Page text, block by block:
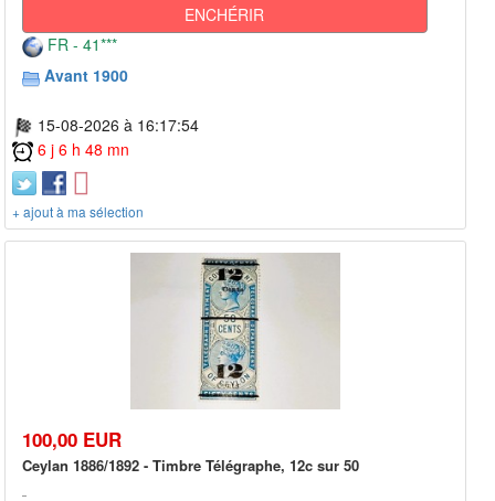
ENCHÉRIR
FR - 41***
Avant 1900
15-08-2026 à 16:17:54
6 j 6 h 48 mn
+ ajout à ma sélection
100,00 EUR
Ceylan 1886/1892 - Timbre Télégraphe, 12c sur 50